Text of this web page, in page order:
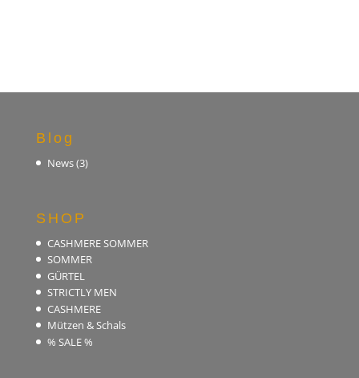
Blog
News(3)
SHOP
CASHMERE SOMMER
SOMMER
GÜRTEL
STRICTLY MEN
CASHMERE
Mützen & Schals
% SALE %